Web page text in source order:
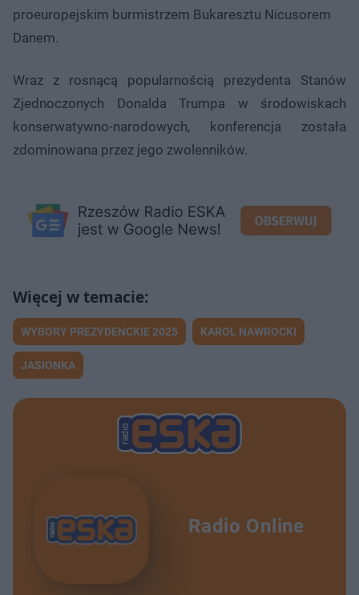
proeuropejskim burmistrzem Bukaresztu Nicusorem
Danem.
Wraz z rosnącą popularnością prezydenta Stanów
Zjednoczonych Donalda Trumpa w środowiskach
konserwatywno-narodowych, konferencja została
zdominowana przez jego zwolenników.
WYBORY PREZYDENCKIE 2025 KAROL NAWROCKI
JASIONKA
Radio Online